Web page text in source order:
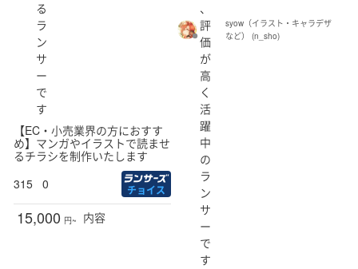
る
ラ
ン
サ
ー
で
す
【EC・小売業界の方におすす
め】マンガやイラストで読ませ
るチラシを制作いたします
315
0 チョイス
15,000 円~ 内容
、
評
価
が
高
く
活
躍
中
の
ラ
ン
サ
ー
で
す
syow（イラスト・キャラデザ
など） (n_sho)